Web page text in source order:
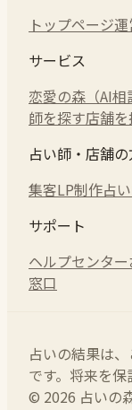
トップページ運
サービス
恋愛の森（AI相
師を探す店舗
占い師・店舗
集客LP制作占
サポート
ヘルプセンター
窓口
占いの結果は
です。将来を保
© 2026 占いの